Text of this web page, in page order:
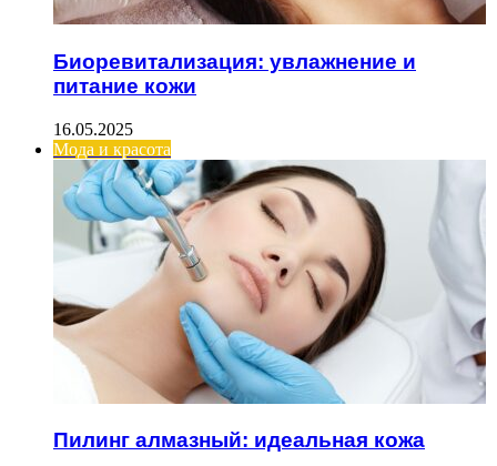
Биоревитализация: увлажнение и
питание кожи
16.05.2025
Мода и красота
Пилинг алмазный: идеальная кожа